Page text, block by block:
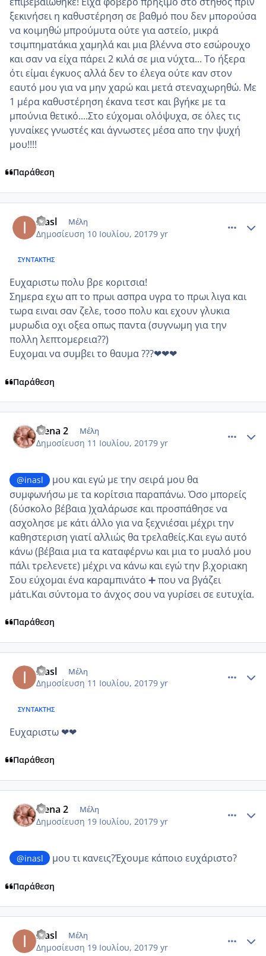
ξεκινήσει η καθυστέρηση σε βαθμό που δεν μπορούσα
να κοιμηθώ μπρούμυτα ούτε για αστείο, μικρά
τσιμπηματάκια χαμηλά και μια βλέννα στο εσώρουχο
και σαν να είχα πάρει 2 κιλά σε μια νύχτα... Το ήξερα
ότι είμαι έγκυος αλλά δεν το έλεγα ούτε καν στον
εαυτό μου για να μην χαρώ και μετά στεναχωρηθώ. Με
1 μέρα καθυστέρηση έκανα τεστ και βγήκε με τα
μπούνια θετικό....Στο εύχομαι ολόψυχα, σε όλες τις
γυναίκες γνωστές και άγνωστες μέσα απο την ψυχή
μου!!!!
Παράθεση
inasl Μέλη
Δημοσίευση 10 Ιουλίου, 20179 yr
ΣΥΝΤΆΚΤΗΣ
Ευχαριστω πολυ βρε κοριτσια!
Σημερα εχω απ το πρωι ασπρα υγρα το πρωι λιγα και
τωρα ειναι σαν ζελε, τοσο πολυ και εχουν γλυκια
μυρωδια οχι οξεα οπως παντα (συγνωμη για την
πολλη λεπτομερεια??)
Ευχομαι να συμβει το θαυμα ???❤❤❤
Παράθεση
elena 2 Μέλη
Δημοσίευση 11 Ιουλίου, 20179 yr
@inasl
μου και εγώ με την σειρά μου θα
συμφωνήσω με τα κορίτσια παραπάνω. Όσο μπορείς
(δύσκολο βέβαια )χαλάρωσε και προσπάθησε να
ασχολησε με κάτι άλλο για να ξεχνιέσαι μέχρι την
καθηστεριση γιατί αλλιώς θα τρελαθείς.Και εγω αυτό
κάνω (βέβαια μια τα καταφέρνω και μια το μυαλό μου
πάλι τρελενετε) μέχρι να κάνω και εγώ την β.χοριακη
Σου εύχομαι ένα καραμπινάτο ➕ που να βγάζει
μάτι.Και σύντομα το άνχος σου να γυρίσει σε ευτυχία.
Παράθεση
inasl Μέλη
Δημοσίευση 11 Ιουλίου, 20179 yr
ΣΥΝΤΆΚΤΗΣ
Ευχαριστω ❤❤
Παράθεση
elena 2 Μέλη
Δημοσίευση 19 Ιουλίου, 20179 yr
@inasl μου τι κανεις?Έχουμε κάποιο ευχάριστο?
Παράθεση
inasl Μέλη
Δημοσίευση 19 Ιουλίου, 20179 yr